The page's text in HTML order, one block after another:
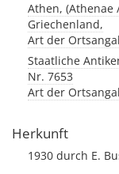
Athen, (Athenae
Griechenland,
Art der
Staatliche
Nr. 7653
Art der
Herkunft
1930 durch E.